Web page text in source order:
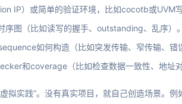
IP）或简单的验证环境，比如cocotb或UVM写
序图（比如读写的握手、outstanding、乱序）。
如何构造（比如突发传输、窄传输、错
和coverage（比如检查数据一致性、地址对
拟实践”。没有真实项目，就自己创造场景。